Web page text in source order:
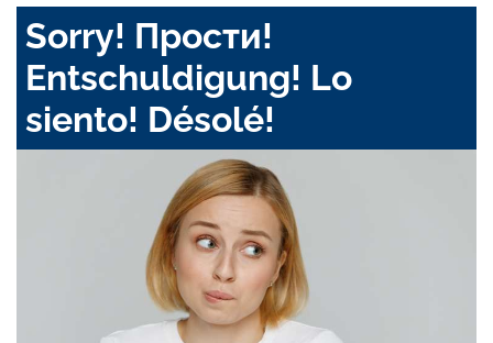
Sorry! Прости!
Entschuldigung! Lo
siento! Désolé!